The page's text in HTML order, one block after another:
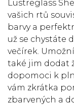
Lustreglass
vašich rtů
barvy a
už se chystáte
večírek.
také jim dodat
dopomoci k
vám zkrátka
zbarvených a